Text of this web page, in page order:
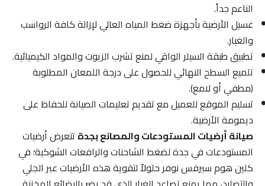
الناعم جداً.
غسيل الأرضية بأجهزة ضغط المياه العالي لإزالة كافة الرواسب
والغبار.
تطبيق طبقة السيلر الواقي لمنع تشرب الزيوت والمواد الكيميائية.
تلميع السطح النهائي للحصول على درجة اللمعان المطلوبة
(مطفي أو لامع).
تسليم الموقع للعميل مع تقديم تعليمات الصيانة للحفاظ على
ديمومة الأرضية.
صيانة أرضيات المستودعات والمصانع بجدةتتعرض أرضيات
المستودعات في جدة لضغط الشاحنات والرافعات الشوكية؛ في
كلين هوم سيرفس نوفر حلولاً لتقوية هذه الأرضيات عبر الجلي